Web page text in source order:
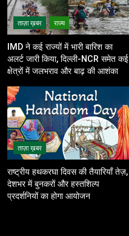
ताज़ा ख़बर राज्य
IMD ने कई राज्यों में भारी बारिश का
अलर्ट जारी किया, दिल्ली-NCR समेत कई
क्षेत्रों में जलभराव और बाढ़ की आशंका
ताज़ा ख़बर
राष्ट्रीय हथकरघा दिवस की तैयारियाँ तेज़,
देशभर में बुनकरों और हस्तशिल्प
प्रदर्शनियों का होगा आयोजन